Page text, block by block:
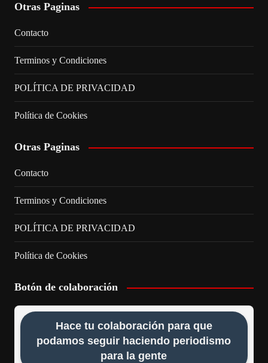
Otras Paginas
Contacto
Terminos y Condiciones
POLÍTICA DE PRIVACIDAD
Política de Cookies
Otras Paginas
Contacto
Terminos y Condiciones
POLÍTICA DE PRIVACIDAD
Política de Cookies
Botón de colaboración
Hace tu colaboración para que
podamos seguir haciendo periodismo
para la gente